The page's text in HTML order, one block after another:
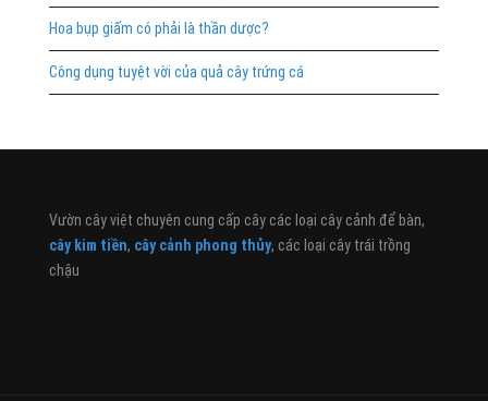
Hoa bụp giấm có phải là thần dược?
Công dụng tuyệt vời của quả cây trứng cá
Vườn cây việt chuyên cung cấp cây các loại cây cảnh để bàn,
cây kim tiền, cây cảnh phong thủy, các loại cây trái trồng
chậu